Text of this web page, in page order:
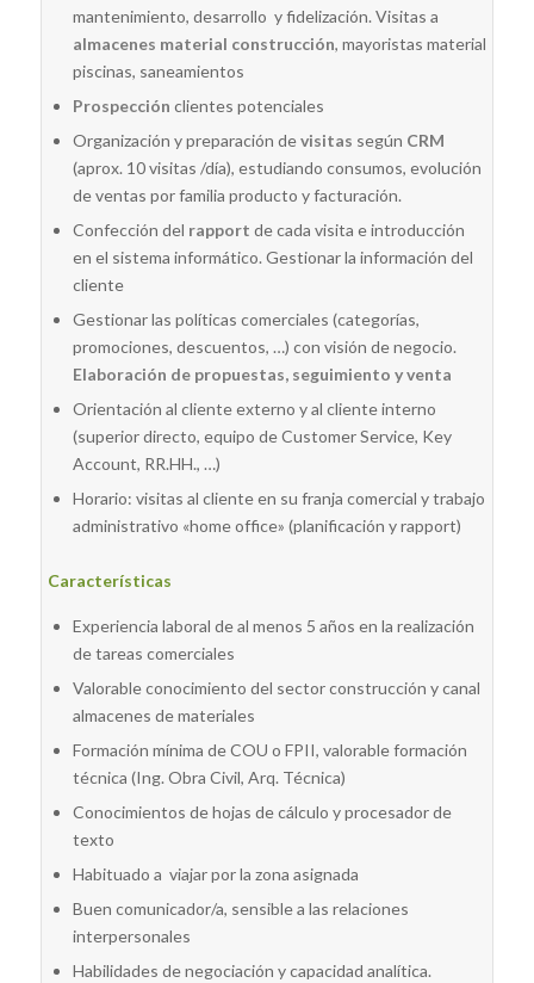
mantenimiento, desarrollo y fidelización. Visitas a
almacenes material construcción, mayoristas material
piscinas, saneamientos
Prospección clientes potenciales
Organización y preparación devisitas según CRM
(aprox. 10 visitas /día), estudiando consumos, evolución
de ventas por familia producto y facturación.
Confección del rapport de cada visita e introducción
en el sistema informático. Gestionar la información del
cliente
Gestionar las políticas comerciales (categorías,
promociones, descuentos, …) con visión de negocio.
Elaboración de propuestas, seguimiento y venta
Orientación al cliente externo y al cliente interno
(superior directo, equipo de Customer Service, Key
Account, RR.HH., …)
Horario: visitas al cliente en su franja comercial y trabajo
administrativo «home office» (planificación y rapport)
Características
Experiencia laboral de al menos 5 años en la realización
de tareas comerciales
Valorable conocimiento del sector construcción y canal
almacenes de materiales
Formación mínima de COU o FPII, valorable formación
técnica (Ing. Obra Civil, Arq. Técnica)
Conocimientos de hojas de cálculo y procesador de
texto
Habituado a viajar por la zona asignada
Buen comunicador/a, sensible a las relaciones
interpersonales
Habilidades de negociación y capacidad analítica.